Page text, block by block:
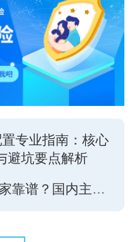
专业指南：核心
避坑要点解析
险服务机构选型与优势深度分析